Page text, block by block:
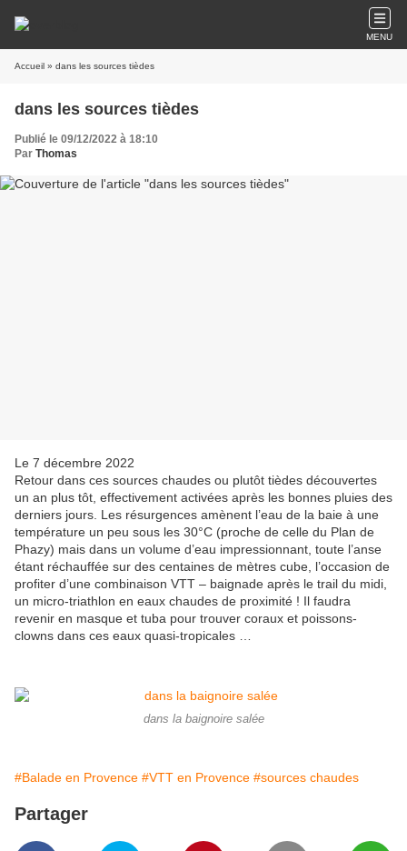
MENU
Accueil » dans les sources tièdes
dans les sources tièdes
Publié le 09/12/2022 à 18:10
Par Thomas
Le 7 décembre 2022
Retour dans ces sources chaudes ou plutôt tièdes découvertes
un an plus tôt, effectivement activées après les bonnes pluies des
derniers jours. Les résurgences amènent l’eau de la baie à une
température un peu sous les 30°C (proche de celle du Plan de
Phazy) mais dans un volume d’eau impressionnant, toute l’anse
étant réchauffée sur des centaines de mètres cube, l’occasion de
profiter d’une combinaison VTT – baignade après le trail du midi,
un micro-triathlon en eaux chaudes de proximité ! Il faudra
revenir en masque et tuba pour trouver coraux et poissons-
clowns dans ces eaux quasi-tropicales …
dans la baignoire salée
#Balade en Provence #VTT en Provence #sources chaudes
Partager